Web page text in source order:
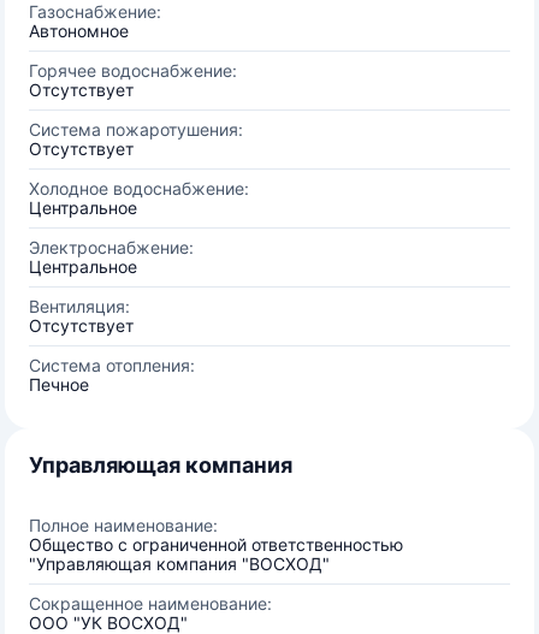
Газоснабжение:
Автономное
Горячее водоснабжение:
Отсутствует
Система пожаротушения:
Отсутствует
Холодное водоснабжение:
Центральное
Электроснабжение:
Центральное
Вентиляция:
Отсутствует
Система отопления:
Печное
Управляющая компания
Полное наименование:
Общество с ограниченной ответственностью
"Управляющая компания "ВОСХОД"
Сокращенное наименование:
ООО "УК ВОСХОД"